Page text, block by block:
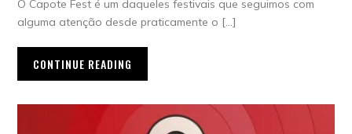
O Capote Fest é um daqueles festivais que seguimos com
alguma atenção desde praticamente o […]
CONTINUE READING